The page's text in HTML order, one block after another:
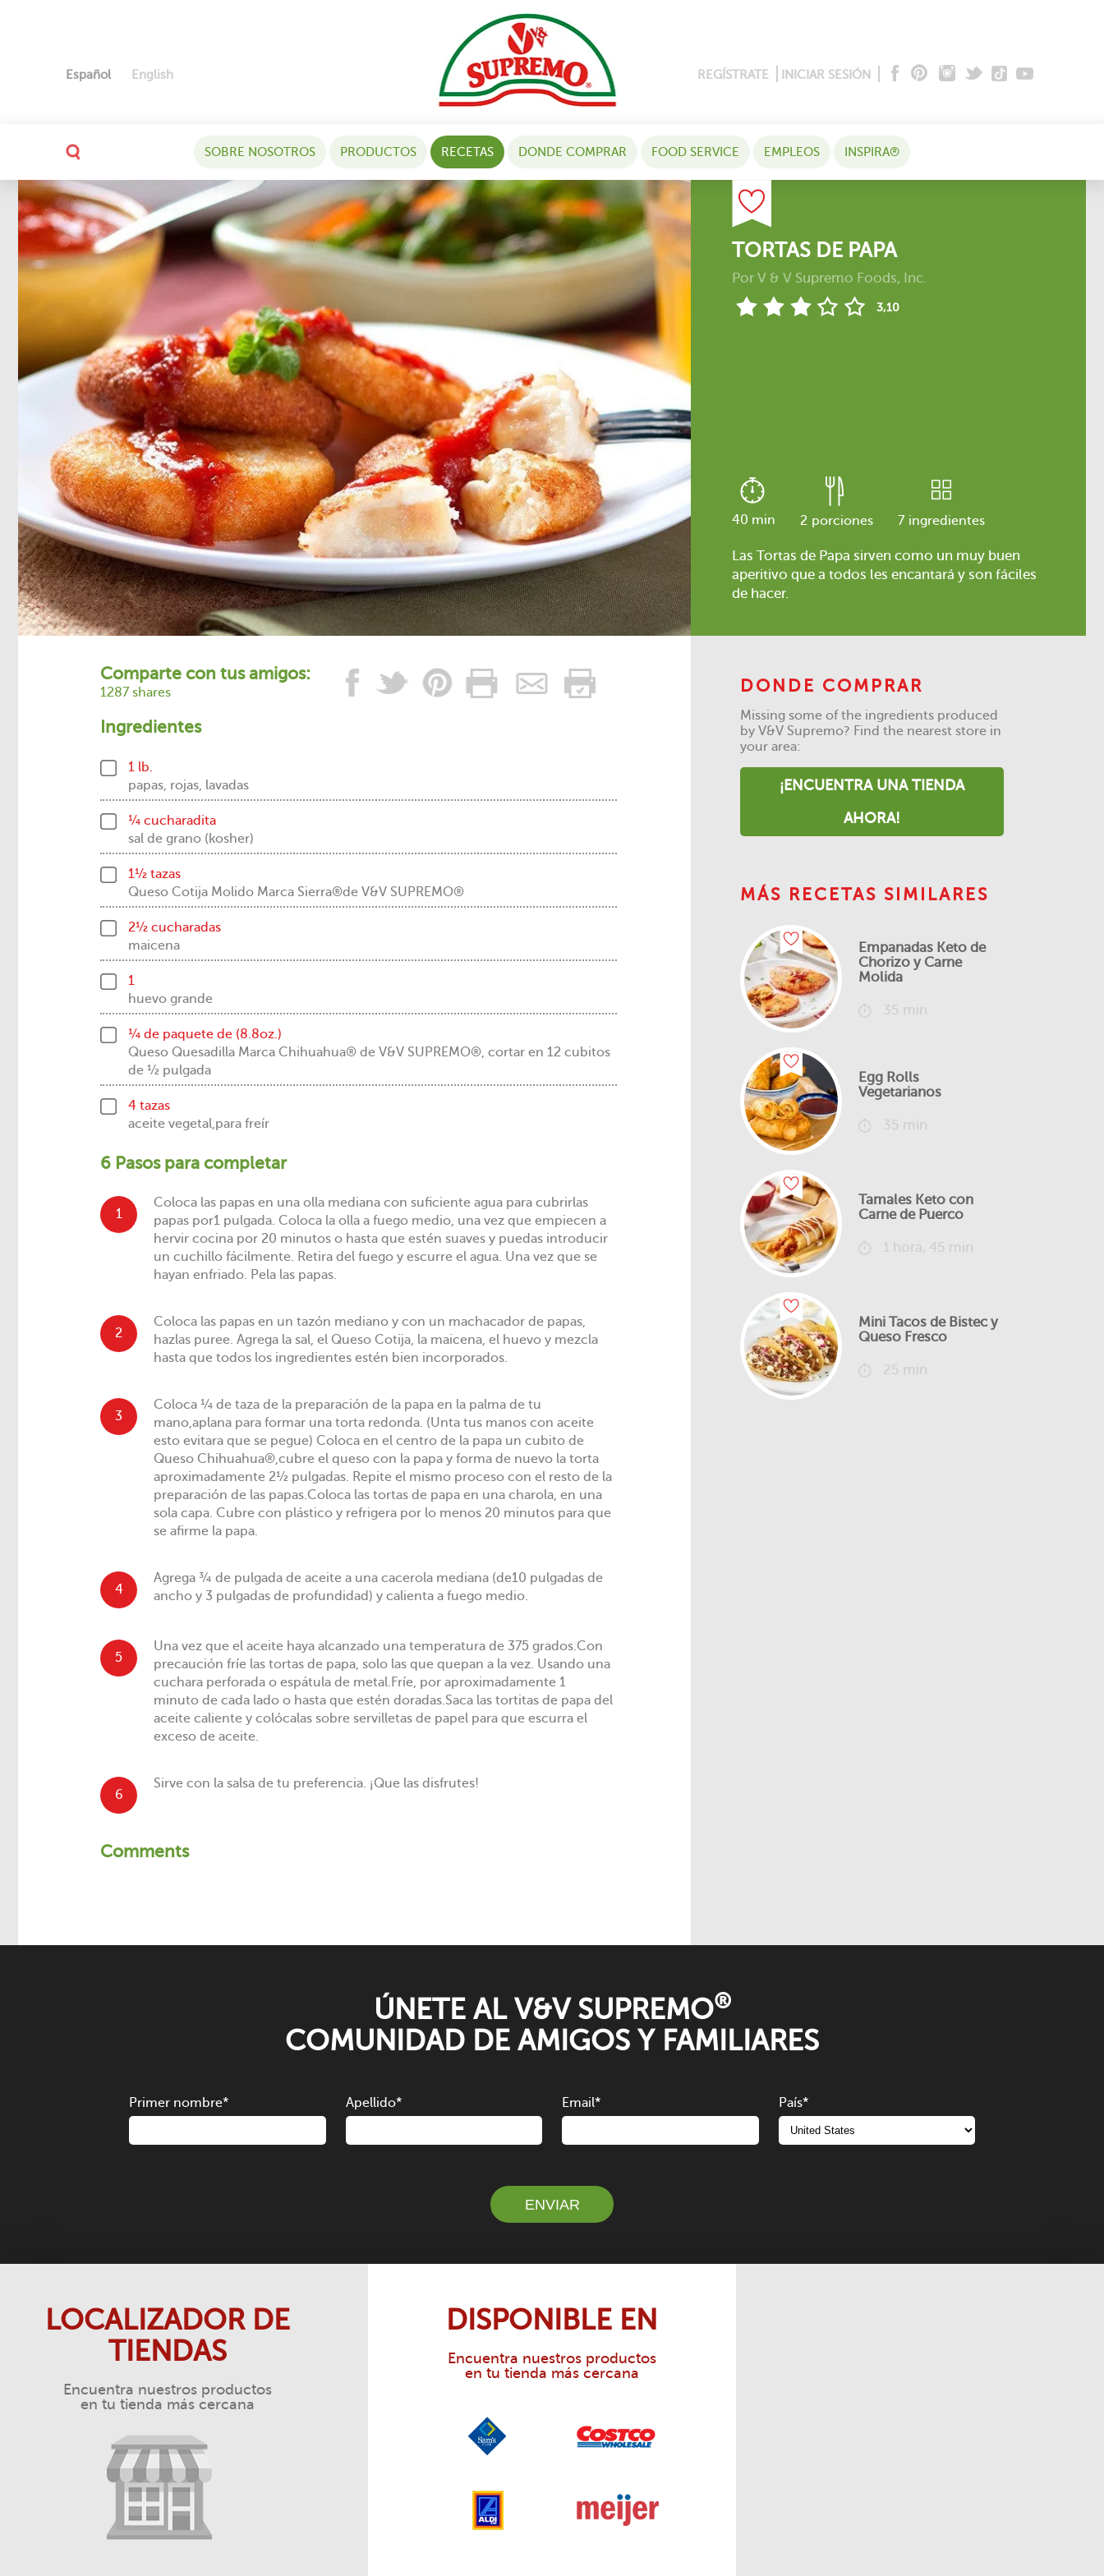
Español English REGÍSTRATE INICIAR SESIÓN
SOBRE NOSOTROS PRODUCTOS RECETAS DONDE COMPRAR FOOD SERVICE EMPLEOS INSPIRA®
TORTAS DE PAPA
Por V & V Supremo Foods, Inc.
3,10
40 min 2 porciones 7 ingredientes
Las Tortas de Papa sirven como un muy buen
aperitivo que a todos les encantará y son fáciles
de hacer.
Comparte con tus amigos:
1287 shares
Ingredientes
1 lb.
papas, rojas, lavadas
¼ cucharadita
sal de grano (kosher)
1½ tazas
Queso Cotija Molido Marca Sierra®de V&V SUPREMO®
2½ cucharadas
maicena
1
huevo grande
¼ de paquete de (8.8oz.)
Queso Quesadilla Marca Chihuahua® de V&V SUPREMO®, cortar en 12 cubitos
de ½ pulgada
4 tazas
aceite vegetal,para freír
6 Pasos para completar
1
Coloca las papas en una olla mediana con suficiente agua para cubrirlas
papas por1 pulgada. Coloca la olla a fuego medio, una vez que empiecen a
hervir cocina por 20 minutos o hasta que estén suaves y puedas introducir
un cuchillo fácilmente. Retira del fuego y escurre el agua. Una vez que se
hayan enfriado. Pela las papas.
2
Coloca las papas en un tazón mediano y con un machacador de papas,
hazlas puree. Agrega la sal, el Queso Cotija, la maicena, el huevo y mezcla
hasta que todos los ingredientes estén bien incorporados.
3
Coloca ¼ de taza de la preparación de la papa en la palma de tu
mano,aplana para formar una torta redonda. (Unta tus manos con aceite
esto evitara que se pegue) Coloca en el centro de la papa un cubito de
Queso Chihuahua®,cubre el queso con la papa y forma de nuevo la torta
aproximadamente 2½ pulgadas. Repite el mismo proceso con el resto de la
preparación de las papas.Coloca las tortas de papa en una charola, en una
sola capa. Cubre con plástico y refrigera por lo menos 20 minutos para que
se afirme la papa.
4
Agrega ¾ de pulgada de aceite a una cacerola mediana (de10 pulgadas de
ancho y 3 pulgadas de profundidad) y calienta a fuego medio.
5
Una vez que el aceite haya alcanzado una temperatura de 375 grados.Con
precaución fríe las tortas de papa, solo las que quepan a la vez. Usando una
cuchara perforada o espátula de metal.Fríe, por aproximadamente 1
minuto de cada lado o hasta que estén doradas.Saca las tortitas de papa del
aceite caliente y colócalas sobre servilletas de papel para que escurra el
exceso de aceite.
6
Sirve con la salsa de tu preferencia. ¡Que las disfrutes!
Comments
DONDE COMPRAR
Missing some of the ingredients produced
by V&V Supremo? Find the nearest store in
your area:
¡ENCUENTRA UNA TIENDA
AHORA!
MÁS RECETAS SIMILARES
Empanadas Keto de
Chorizo y Carne
Molida
35 min
Egg Rolls
Vegetarianos
35 min
Tamales Keto con
Carne de Puerco
1 hora, 45 min
Mini Tacos de Bistec y
Queso Fresco
25 min
ÚNETE AL V&V SUPREMO®
COMUNIDAD DE AMIGOS Y FAMILIARES
Primer nombre* Apellido* Email* País*
LOCALIZADOR DE
TIENDAS
Encuentra nuestros productos
en tu tienda más cercana
DISPONIBLE EN
Encuentra nuestros productos
en tu tienda más cercana